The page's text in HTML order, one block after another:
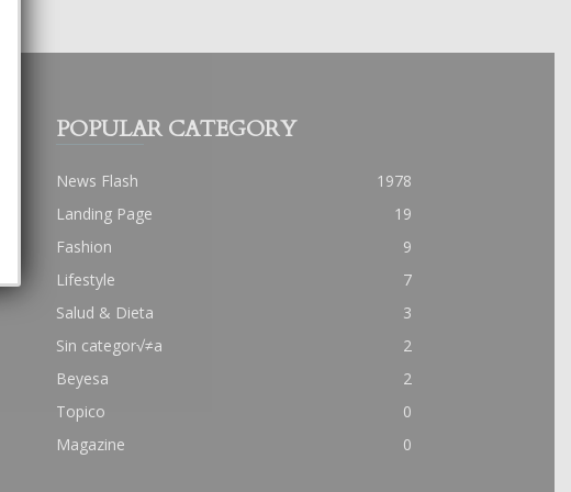
POPULAR CATEGORY
News Flash
1978
Landing Page
19
Fashion
9
Lifestyle
7
Salud & Dieta
3
Sin categor√≠a
2
Beyesa
2
Topico
0
Magazine
0